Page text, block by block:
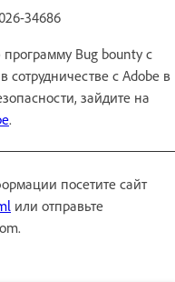
34686
Bug bounty с
сотрудничестве с Adobe в
зайдите на
.
посетите сайт
или отправьте